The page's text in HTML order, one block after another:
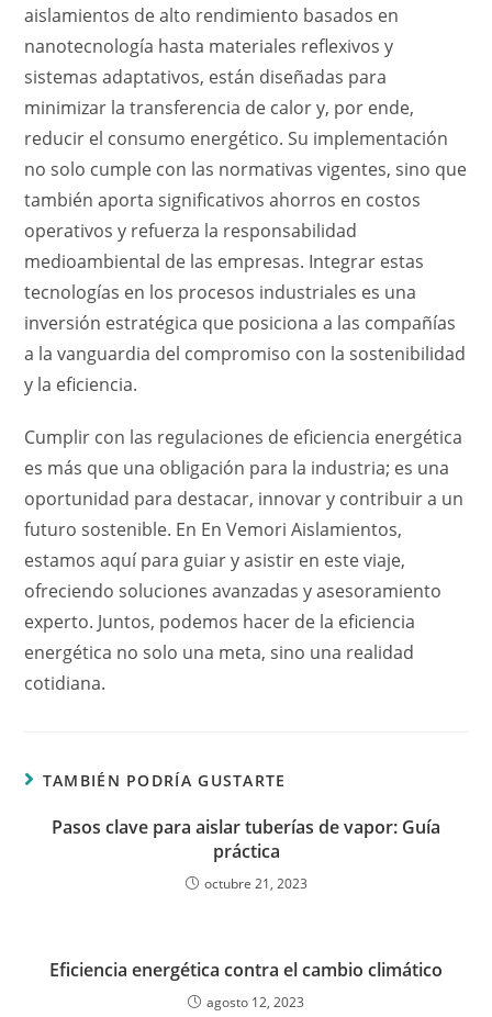
aislamientos de alto rendimiento basados en
nanotecnología hasta materiales reflexivos y
sistemas adaptativos, están diseñadas para
minimizar la transferencia de calor y, por ende,
reducir el consumo energético. Su implementación
no solo cumple con las normativas vigentes, sino que
también aporta significativos ahorros en costos
operativos y refuerza la responsabilidad
medioambiental de las empresas. Integrar estas
tecnologías en los procesos industriales es una
inversión estratégica que posiciona a las compañías
a la vanguardia del compromiso con la sostenibilidad
y la eficiencia.
Cumplir con las regulaciones de eficiencia energética
es más que una obligación para la industria; es una
oportunidad para destacar, innovar y contribuir a un
futuro sostenible. En En Vemori Aislamientos,
estamos aquí para guiar y asistir en este viaje,
ofreciendo soluciones avanzadas y asesoramiento
experto. Juntos, podemos hacer de la eficiencia
energética no solo una meta, sino una realidad
cotidiana.
TAMBIÉN PODRÍA GUSTARTE
Pasos clave para aislar tuberías de vapor: Guía
práctica
octubre 21, 2023
Eficiencia energética contra el cambio climático
agosto 12, 2023